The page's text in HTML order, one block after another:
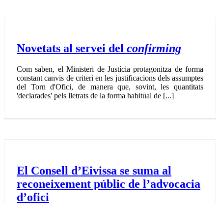
Novetats al servei del confirming
Com saben, el Ministeri de Justícia protagonitza de forma
constant canvis de criteri en les justificacions dels assumptes
del Torn d'Ofici, de manera que, sovint, les quantitats
'declarades' pels lletrats de la forma habitual de [...]
El Consell d’Eivissa se suma al
reconeixement públic de l’advocacia
d’ofici